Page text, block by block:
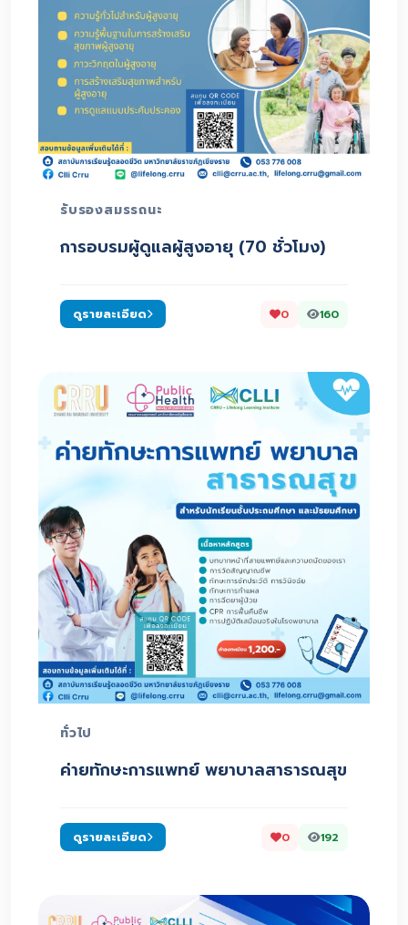
รับรองสมรรถนะ
การอบรมผู้ดูแลผู้สูงอายุ (70 ชั่วโมง)
ดูรายละเอียด 0 160
ทั่วไป
ค่ายทักษะการแพทย์ พยาบาลสาธารณสุข
ดูรายละเอียด 0 192